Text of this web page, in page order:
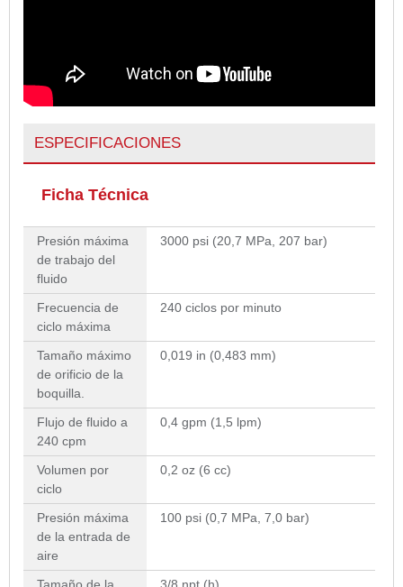
ESPECIFICACIONES
Ficha Técnica
Presión máxima
de trabajo del
fluido
3000 psi (20,7 MPa, 207 bar)
Frecuencia de
ciclo máxima
240 ciclos por minuto
Tamaño máximo
de orificio de la
boquilla.
0,019 in (0,483 mm)
Flujo de fluido a
240 cpm
0,4 gpm (1,5 lpm)
Volumen por
ciclo
0,2 oz (6 cc)
Presión máxima
de la entrada de
aire
100 psi (0,7 MPa, 7,0 bar)
Tamaño de la
3/8 npt (h)